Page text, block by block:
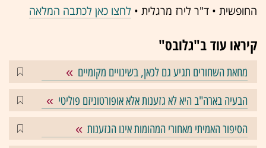
החופשית • ד"ר לירז מרגלית • לחצו כאן לכתבה המלאה
קיראו עוד ב"גלובס"
מחאת השחורים תגיע גם לכאן, בשינויים מקומיים
הבעיה בארה"ב היא לא גזענות אלא אופורטוניזם פוליטי
הסיפור האמיתי מאחורי המהומות אינו הגזענות